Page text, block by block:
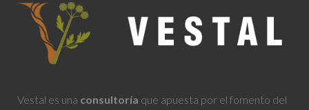
Vestal es una consultoría que apuesta por el fomento del